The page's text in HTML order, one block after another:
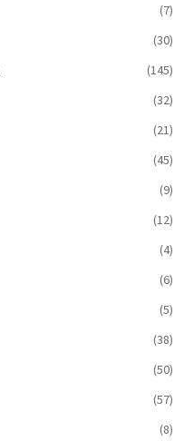
(7)
(30)
(145)
(32)
(21)
(45)
(9)
(12)
(4)
(6)
(5)
(38)
(50)
(57)
(8)